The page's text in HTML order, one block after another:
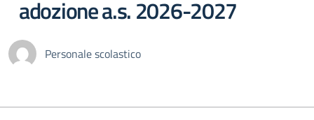
adozione a.s. 2026-2027
Personale scolastico